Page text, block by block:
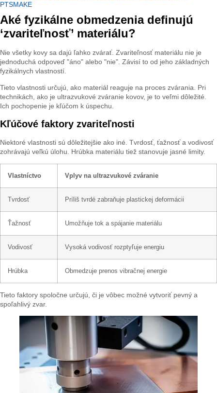
PTSMAKE
Aké fyzikálne obmedzenia definujú
‘zvariteľnosť’ materiálu?
Nie všetky kovy sa dajú ľahko zvárať. Zvariteľnosť materiálu nie je
jednoduchá odpoveď "áno" alebo "nie". Závisí to od jeho základných
fyzikálnych vlastností.
Tieto vlastnosti určujú, ako materiál reaguje na proces zvárania. Pri
technikách, ako je ultrazvukové zváranie kovov, je to veľmi dôležité.
Ich pochopenie je kľúčom k úspechu.
Kľúčové faktory zvariteľnosti
Niektoré vlastnosti sú dôležitejšie ako iné. Tvrdosť, ťažnosť a vodivosť
zohrávajú veľkú úlohu. Hrúbka materiálu tiež stanovuje jasné limity.
Vlastníctvo Vplyv na ultrazvukové zváranie
Tvrdosť Príliš tvrdé zabraňuje plastickej deformácii
Ťažnosť Umožňuje tok a spájanie materiálu
Vodivosť Vysoká vodivosť rozptyľuje energiu
Hrúbka Obmedzuje prenos vibračnej energie
Tieto faktory spoločne určujú, či je vôbec možné vytvoriť pevný a
spoľahlivý zvar.